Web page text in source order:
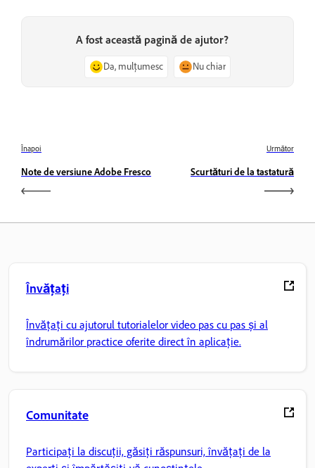
A fost această pagină de ajutor?
Da, mulțumesc Nu chiar
Înapoi
Note de versiune Adobe Fresco
Următor
Scurtături de la tastatură
Învățați
Învățați cu ajutorul tutorialelor video pas cu pas și al
îndrumărilor practice oferite direct în aplicație.
Comunitate
Participați la discuții, găsiți răspunsuri, învățați de la